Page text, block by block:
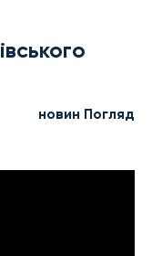
новин Погляд